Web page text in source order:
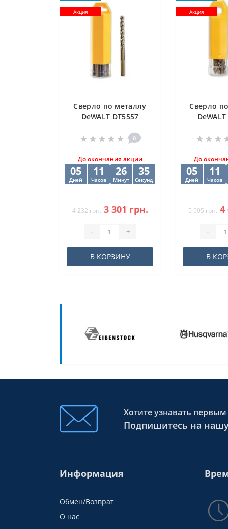
Акция
Cверлo по металлу
DeWALT DT5557
10х84х133 мм
0
До окончания акции
05
Дней
11
Часов
26
Минут
34
Секунд
4 232 грн. 3 301 грн.
- +
В КОРЗИНУ
Акция
Cверлo
(10 шт)
До
05
Дней
11
Часов
5 905 грн. 4
-
В
Хотите узнавать
Подпишитесь на
Информация
Обмен/Возврат
О нас